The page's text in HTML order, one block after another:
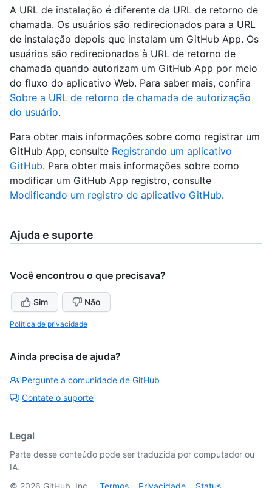
A URL de instalação é diferente da URL de retorno de
chamada. Os usuários são redirecionados para a URL
de instalação depois que instalam um GitHub App. Os
usuários são redirecionados à URL de retorno de
chamada quando autorizam um GitHub App por meio
do fluxo do aplicativo Web. Para saber mais, confira
Sobre a URL de retorno de chamada de autorização
do usuário.
Para obter mais informações sobre como registrar um
GitHub App, consulte Registrando um aplicativo
GitHub. Para obter mais informações sobre como
modificar um GitHub App registro, consulte
Modificando um registro de aplicativo GitHub.
Ajuda e suporte
Você encontrou o que precisava?
Sim Não
Política de privacidade
Ainda precisa de ajuda?
Pergunte à comunidade de GitHub
Contate o suporte
Legal
Parte desse conteúdo pode ser traduzida por computador ou
IA.
© 2026 GitHub, Inc. Termos Privacidade Status